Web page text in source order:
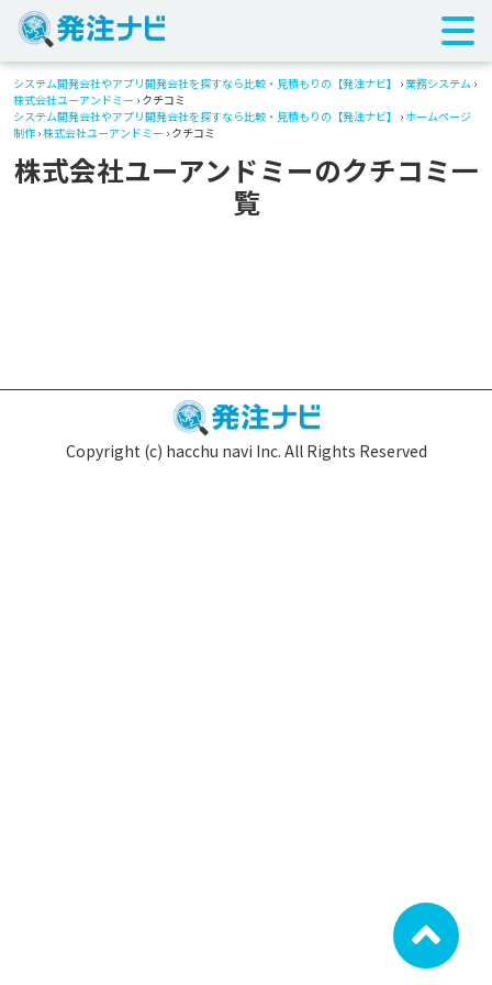
システム開発会社やアプリ開発会社を探すなら比較・見積もりの【発注ナビ】 › 業務システム ›
株式会社ユーアンドミー › クチコミ
システム開発会社やアプリ開発会社を探すなら比較・見積もりの【発注ナビ】
› ホームページ
制作 ›株式会社ユーアンドミー › クチコミ
株式会社ユーアンドミーのクチコミ一
覧
Copyright (c) hacchu navi Inc. All Rights Reserved